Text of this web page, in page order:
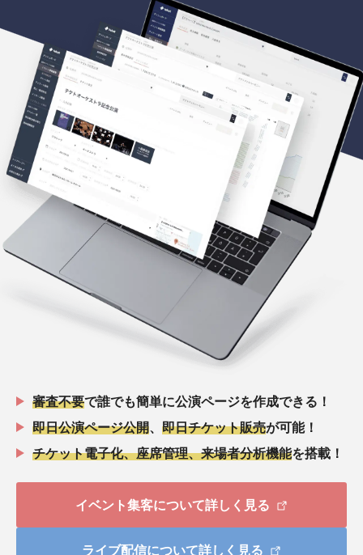
審査不要で誰でも簡単に公演ページを作成できる！
即日公演ページ公開
即日チケット販売が可能！
チケット電子化、座席管理、来場者分析機能を搭載！
イベント集客について詳しく見る
ライブ配信について詳しく見る